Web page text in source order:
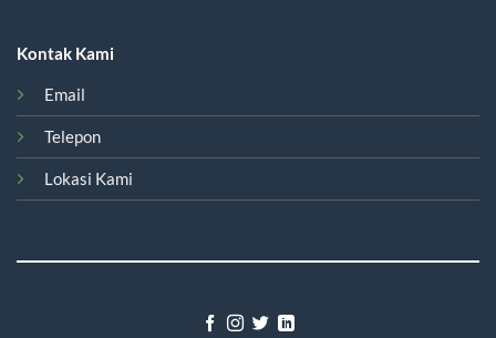
Kontak Kami
Email
Telepon
Lokasi Kami